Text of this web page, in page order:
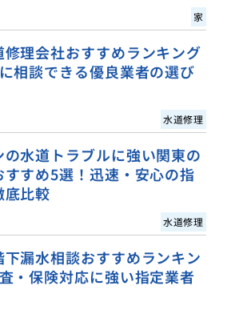
家
修理会社おすすめランキング
相談できる優良業者の選び
水道修理
の水道トラブルに強い関東の
すめ5選！迅速・安心の指
底比較
水道修理
漏水相談おすすめランキン
・保険対応に強い指定業者